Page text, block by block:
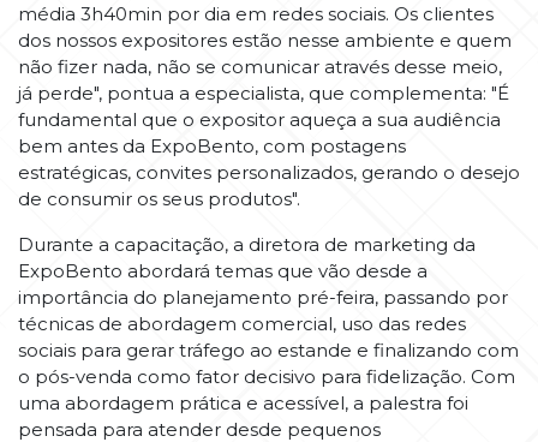
média 3h40min por dia em redes sociais. Os clientes
dos nossos expositores estão nesse ambiente e quem
não fizer nada, não se comunicar através desse meio,
já perde", pontua a especialista, que complementa: "É
fundamental que o expositor aqueça a sua audiência
bem antes da ExpoBento, com postagens
estratégicas, convites personalizados, gerando o desejo
de consumir os seus produtos".
Durante a capacitação, a diretora de marketing da
ExpoBento abordará temas que vão desde a
importância do planejamento pré-feira, passando por
técnicas de abordagem comercial, uso das redes
sociais para gerar tráfego ao estande e finalizando com
o pós-venda como fator decisivo para fidelização. Com
uma abordagem prática e acessível, a palestra foi
pensada para atender desde pequenos